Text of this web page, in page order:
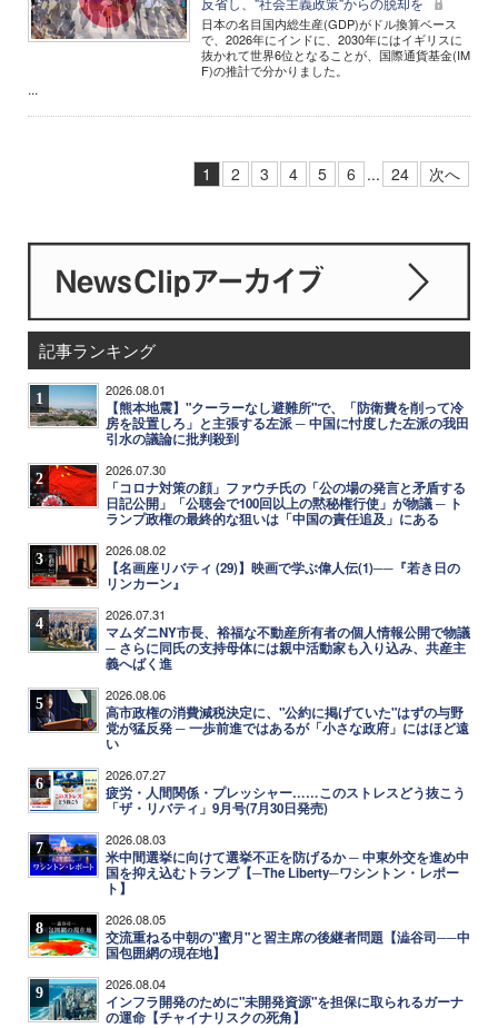
日本の名目国内総生産(GDP)がドル換算ベース
で、2026年にインドに、2030年にはイギリスに
抜かれて世界6位となることが、国際通貨基金(IM
F)の推計で分かりました。
...
1 2 3 4 5 6 ... 24 次へ
記事ランキング
1 2026.08.01
【熊本地震】"クーラーなし避難所"で、「防衛費を削って冷
房を設置しろ」と主張する左派 ─ 中国に忖度した左派の我田
引水の議論に批判殺到
2 2026.07.30
「コロナ対策の顔」ファウチ氏の「公の場の発言と矛盾する
日記公開」「公聴会で100回以上の黙秘権行使」が物議 ─ ト
ランプ政権の最終的な狙いは「中国の責任追及」にある
3 2026.08.02
【名画座リバティ (29)】映画で学ぶ偉人伝(1)──『若き日の
リンカーン』
4 2026.07.31
マムダニNY市長、裕福な不動産所有者の個人情報公開で物議
─ さらに同氏の支持母体には親中活動家も入り込み、共産主
義へばく進
5 2026.08.06
高市政権の消費減税決定に、"公約に掲げていた"はずの与野
党が猛反発 ─ 一歩前進ではあるが「小さな政府」にはほど遠
い
6 2026.07.27
疲労・人間関係・プレッシャー……このストレスどう抜こう
「ザ・リバティ」9月号(7月30日発売)
7 2026.08.03
米中間選挙に向けて選挙不正を防げるか ─ 中東外交を進め中
国を抑え込むトランプ【─The Liberty─ワシントン・レポー
ト】
8 2026.08.05
交流重ねる中朝の"蜜月"と習主席の後継者問題【澁谷司──中
国包囲網の現在地】
9 2026.08.04
インフラ開発のために"未開発資源"を担保に取られるガーナ
の運命【チャイナリスクの死角】